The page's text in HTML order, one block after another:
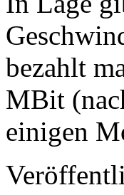
bezahlt
MBit
einigen